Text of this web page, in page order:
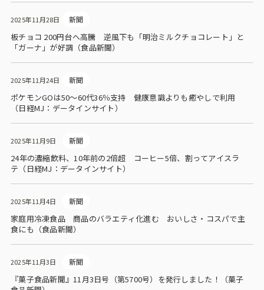
採用情報
2025年11月28日 新聞
板チョコ 200円台へ高騰 逆風下も「明治ミルクチョコレート」と
「ガーナ」が好調（食品新聞）
2025年11月24日 新聞
ポケモンGOは50～60代36％支持 健康意識よりも癒やしで利用
（日経MJ：データインサイト）
2025年11月9日 新聞
24年の濃縮飲料、10年前の2倍超 コーヒー5倍、割ってアイスラ
テ（日経MJ：データインサイト）
2025年11月4日 新聞
家庭用冷凍食品 商品のバラエティ化進む おいしさ・コスパで主
食にも（食品新聞）
2025年11月3日 新聞
『菓子食品新聞』11月3日号（第5700号）を発行しました！（菓子